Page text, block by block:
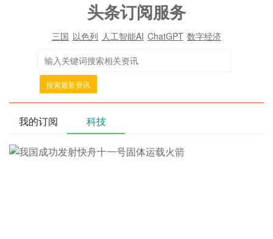
头条订阅服务
三国 以色列 人工智能AI ChatGPT 数字经济
搜索最新资讯
我的订阅 科技